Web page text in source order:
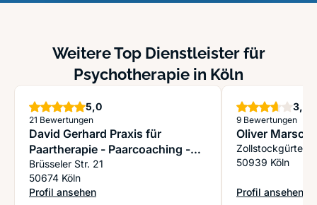
Weitere Top Dienstleister für
Psychotherapie in Köln
5,0Sterne
21 Bewertungen
David Gerhard Praxis für
Paartherapie - Paarcoaching -
Psychotherapie, Köln
Brüsseler Str. 21
50674 Köln
Profil ansehen
: David Gerhard Praxis für Paartherapie - Paarcoaching -
3,7
9 Bewertungen
Oliver
Zollstockgürtel
50939 Köln
Profil ansehen
: Oliver